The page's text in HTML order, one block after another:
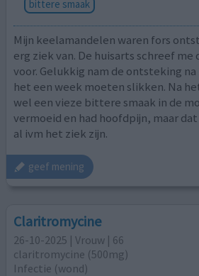
bittere smaak
Mijn keelamandelen waren fors
erg ziek van. De huisarts schreef
voor. Gelukkig nam de ontsteking na
het een week moeten slikken. Na
wel een vieze bittere smaak in de
vermoeid en had hoofdpijn, maar
al ivm het ziek zijn.
geef mening
Claritromycine
26-10-2025 | Vrouw | 66
claritromycine (500mg)
Infectie (wond)